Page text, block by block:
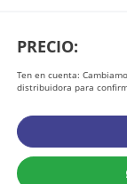
PRECIO:
Ten en cuenta:
distribuidora para